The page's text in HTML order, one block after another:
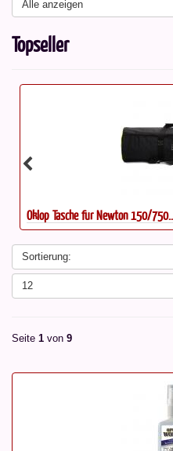
Alle anzeigen
Topseller
Oklop Tasche für Montierung...
Sortierung:
12
Seite 1 von 9